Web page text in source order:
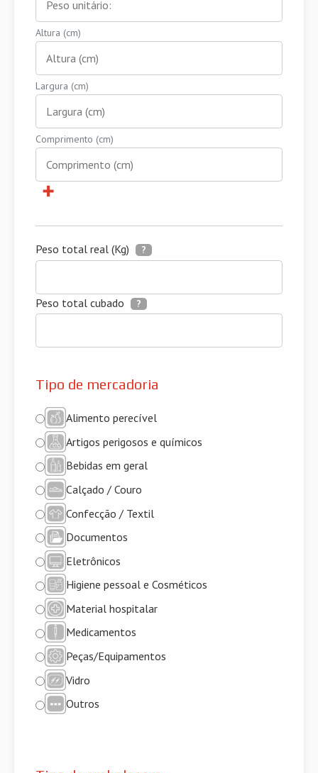
Altura (cm)
Largura (cm)
Comprimento (cm)
Peso total real (Kg) ?
Peso total cubado ?
Tipo de mercadoria
Alimento perecível
Artigos perigosos e químicos
Bebidas em geral
Calçado / Couro
Confecção / Textil
Documentos
Eletrônicos
Higiene pessoal e Cosméticos
Material hospitalar
Medicamentos
Peças/Equipamentos
Vidro
Outros